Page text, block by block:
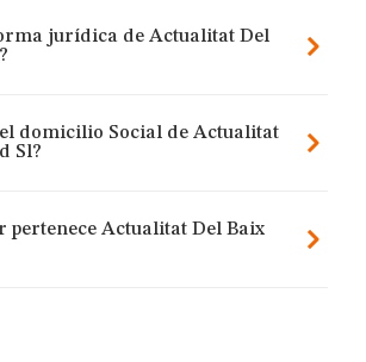
jurídica de Actualitat Del
el domicilio Social de Actualitat
Sl?
pertenece Actualitat Del Baix